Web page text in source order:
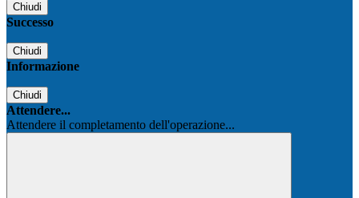
Chiudi
Successo
Chiudi
Informazione
Chiudi
Attendere...
Attendere il completamento dell'operazione...